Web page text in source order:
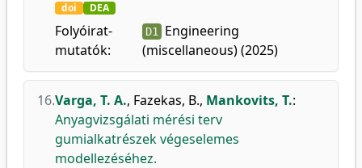
doi DEA
Folyóirat-
mutatók:
D1
Engineering
(miscellaneous) (2025)
16.Varga, T. A., Fazekas, B., Mankovits, T.:
Anyagvizsgálati mérési terv
gumialkatrészek végeselemes
modellezéséhez.